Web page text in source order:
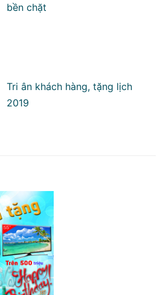
bền chặt
Tri ân khách hàng, tặng lịch
2019